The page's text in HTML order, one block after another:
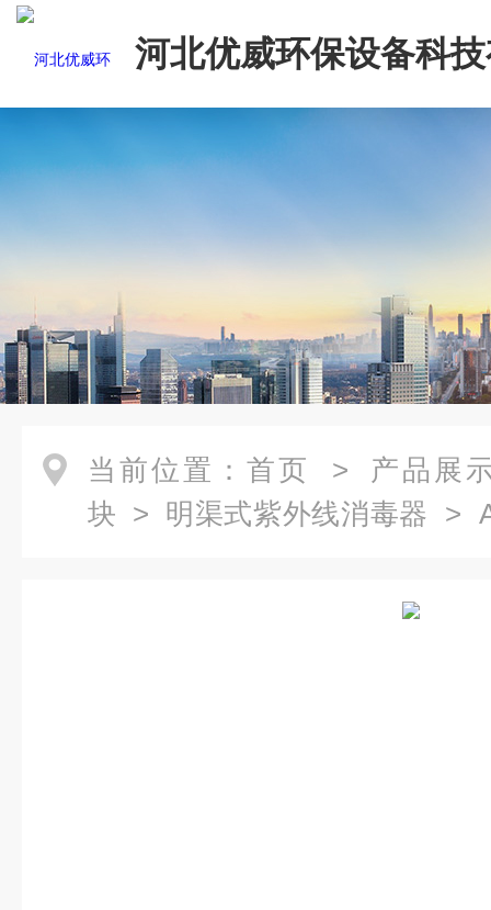
河北优威环保设备科
司
当前位置： 首页 > 产品展
块 > 明渠式紫外线消毒器 >